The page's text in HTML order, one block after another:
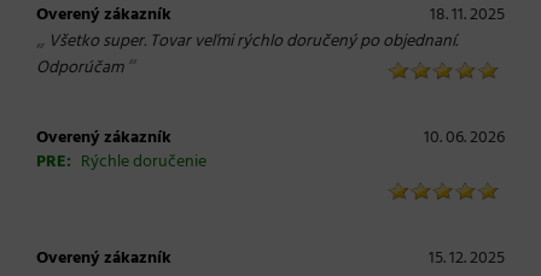
Overený zákazník 18. 11. 2025
„ Všetko super. Tovar veľmi rýchlo doručený po objednaní.
Odporúčam“
Overený zákazník
10. 06. 2026
PRE: Rýchle doručenie
Overený zákazník 15. 12. 2025